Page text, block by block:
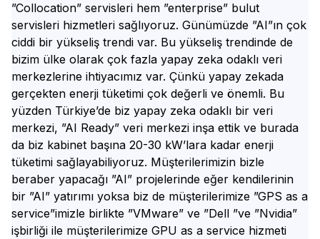
”Collocation” servisleri hem ”enterprise” bulut
servisleri hizmetleri sağlıyoruz. Günümüzde ”AI”ın çok
ciddi bir yükseliş trendi var. Bu yükseliş trendinde de
bizim ülke olarak çok fazla yapay zeka odaklı veri
merkezlerine ihtiyacımız var. Çünkü yapay zekada
gerçekten enerji tüketimi çok değerli ve önemli. Bu
yüzden Türkiye’de biz yapay zeka odaklı bir veri
merkezi, ”AI Ready” veri merkezi inşa ettik ve burada
da biz kabinet başına 20-30 kW’lara kadar enerji
tüketimi sağlayabiliyoruz. Müşterilerimizin bizle
beraber yapacağı ”AI” projelerinde eğer kendilerinin
bir ”AI” yatırımı yoksa biz de müşterilerimize ”GPS as a
service”imizle birlikte ”VMware” ve ”Dell ”ve ”Nvidia”
işbirliği ile müşterilerimize GPU as a service hizmeti